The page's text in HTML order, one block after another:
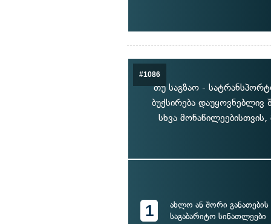
#1086
თუ საგზაო -
ბუქსირება
სხვა
1
ახლო ან შორი განათების
საგაბარიტო სინათლეები